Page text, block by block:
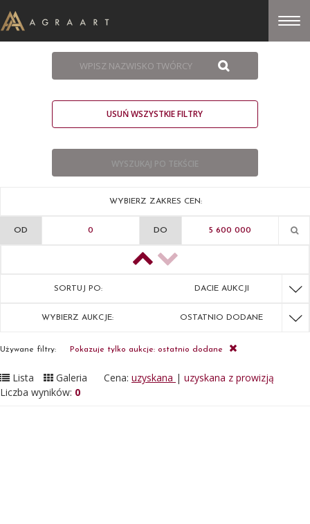
USUŃ WSZYSTKIE FILTRY
WYBIERZ ZAKRES CEN:
OD DO
SORTUJ PO: DACIE AUKCJI
WYBIERZ AUKCJE: OSTATNIO DODANE
Używane filtry: Pokazuje tylko aukcje: ostatnio dodane
Lista Galeria Cena: uzyskana | uzyskana z prowizją
Liczba wyników: 0